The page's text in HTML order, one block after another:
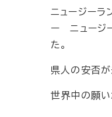
ニュージー
ー ニュージ
た。
県人の安否
世界中の願い